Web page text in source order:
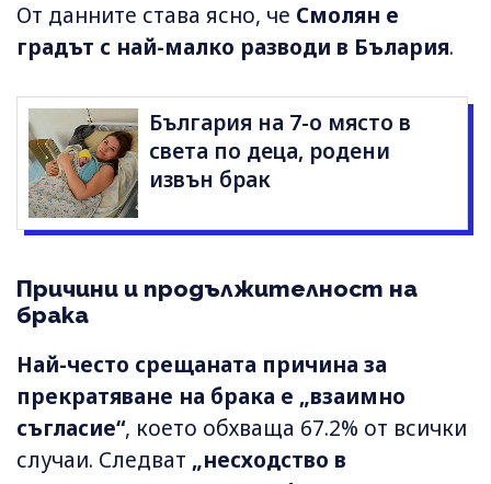
От данните става ясно, че Смолян е
градът с най-малко разводи в Бълария.
България на 7-о място в
света по деца, родени
извън брак
Причини и продължителност на
брака
Най-често срещаната причина за
прекратяване на брака е „взаимно
съгласие“, което обхваща 67.2% от всички
случаи. Следват „несходство в